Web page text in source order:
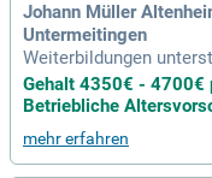
Johann Müller
Untermeitingen
Weiterbildungen
tersvorsorge; Der
eit; Dienstkleidung wird
Vorplan wird schon
hichtdienste; Gerne
Gehalt 4350€ - 4700€
Betriebliche
mehr erfahren